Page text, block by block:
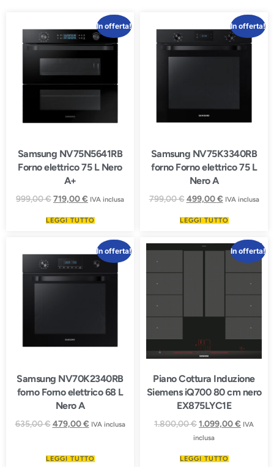
In offerta!
Samsung NV75N5641RB
Forno elettrico 75 L Nero
A+
999,00€719,00€ IVA inclusa
LEGGI TUTTO
In offerta!
Samsung NV75K3340RB
forno Forno elettrico 75 L
Nero A
799,00€ 499,00€ IVA inclusa
LEGGI TUTTO
In offerta!
Samsung NV70K2340RB
forno Forno elettrico 68 L
Nero A
635,00€ 479,00€ IVA inclusa
LEGGI TUTTO
In offerta!
Piano Cottura Induzione
Siemens iQ700 80 cm nero
EX875LYC1E
1.800,00€1.099,00€ IVA
inclusa
LEGGI TUTTO